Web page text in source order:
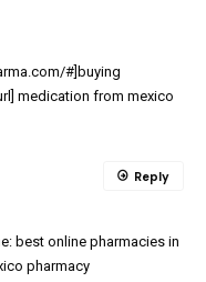
#]buying
medication from mexico
best online pharmacies in
pharmacy
Reply